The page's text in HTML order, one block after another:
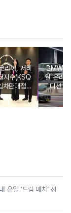
리아, 서비
지수(KSQ
차판매점 1
입인증중고
연속 1위
BMW
월 온라
디션 3
유일 ‘드림 매치’ 성